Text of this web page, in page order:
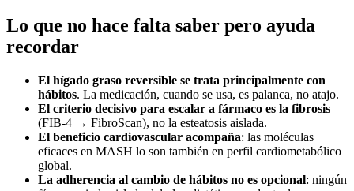
Lo que no hace falta saber pero ayuda
recordar
El hígado graso reversible se trata principalmente con
hábitos. La medicación, cuando se usa, es palanca, no atajo.
El criterio decisivo para escalar a fármaco es la fibrosis
(FIB-4 → FibroScan), no la esteatosis aislada.
El beneficio cardiovascular acompaña: las moléculas
eficaces en MASH lo son también en perfil cardiometabólico
global.
La adherencia al cambio de hábitos no es opcional: ningún